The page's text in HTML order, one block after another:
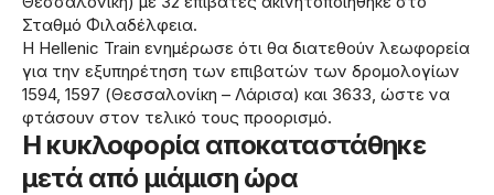
Σταθμό Φιλαδέλφεια.
Η Hellenic Train ενημέρωσε ότι θα διατεθούν λεωφορεία
για την εξυπηρέτηση των επιβατών των δρομολογίων
1594, 1597 (Θεσσαλονίκη – Λάρισα) και 3633, ώστε να
φτάσουν στον τελικό τους προορισμό.
Η κυκλοφορία αποκαταστάθηκε
μετά από μιάμιση ώρα